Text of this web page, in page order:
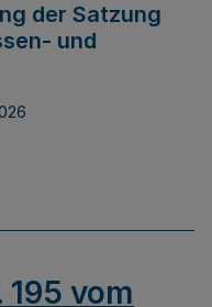
der Satzung
und
195 vom